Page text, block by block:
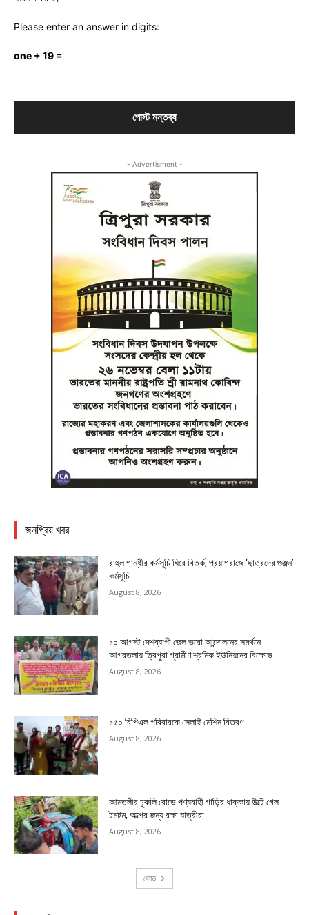
Please enter an answer in digits:
one + 19 =
- Advertisment -
জনপ্রিয় খবর
রাহুল গান্ধীর কর্মসূচি ঘিরে বিতর্ক, প্রয়াগরাজে ‘ছাত্রদের গুঞ্জন’
কর্মসূচি
August 8, 2026
১০ আগস্ট দেশব্যাপী জেল ভরো আন্দোলনের সমর্থনে
আগরতলায় ত্রিপুরা গ্রামীণ শ্রমিক ইউনিয়নের বিক্ষোভ
August 8, 2026
১৫০ বিপিএল পরিবারকে সেলাই মেশিন বিতরণ
August 8, 2026
আমতলীর ঢুকলি রোডে পণ্যবাহী গাড়ির ধাক্কায় উল্টে গেল
টমটম, অল্পের জন্য রক্ষা যাত্রীরা
August 8, 2026
লোড